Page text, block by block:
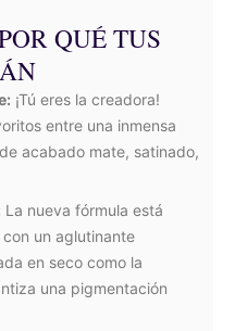
QUÉ TUS
¡Tú eres la creadora!
entre una inmensa
acabado mate, satinado,
La nueva fórmula está
un aglutinante
en seco como la
una pigmentación